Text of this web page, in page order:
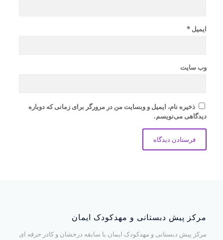
ایمیل *
وب‌ سایت
ذخیره نام، ایمیل و وبسایت من در مرورگر برای زمانی که دوباره
دیدگاهی می‌نویسم.
مرکز پیش دبستانی و مهدکودک ایمان
مرکز پیش دبستانی و مهدکودک ایمان با سابقه درخشان و کادر حرفه ای